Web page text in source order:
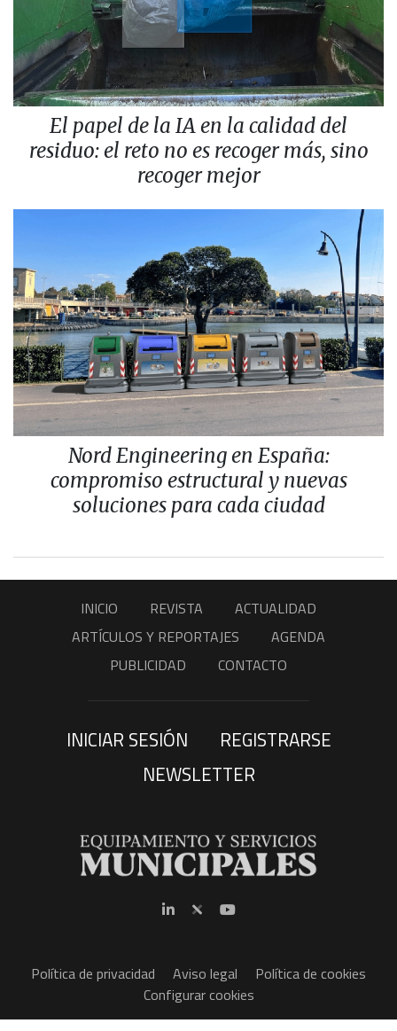
El papel de la IA en la calidad del
residuo: el reto no es recoger más, sino
recoger mejor
Nord Engineering en España:
compromiso estructural y nuevas
soluciones para cada ciudad
INICIO REVISTA
ACTUALIDAD
ARTÍCULOS Y REPORTAJES
AGENDA
PUBLICIDAD
CONTACTO
INICIAR SESIÓN
REGISTRARSE
NEWSLETTER
Política de privacidad Aviso legal
Política de cookies
Configurar cookies